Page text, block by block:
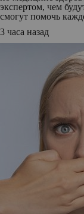
экспертом, чем
смогут помочь
3 часа назад